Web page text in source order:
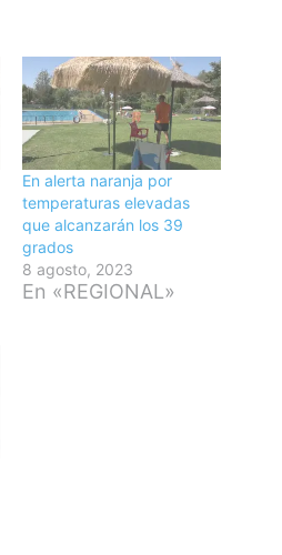
En alerta naranja por
temperaturas elevadas
que alcanzarán los 39
grados
8 agosto, 2023
En «REGIONAL»